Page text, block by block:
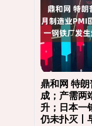
鼎和网 特
成；产需两
升；日本一
仍未扑灭丨